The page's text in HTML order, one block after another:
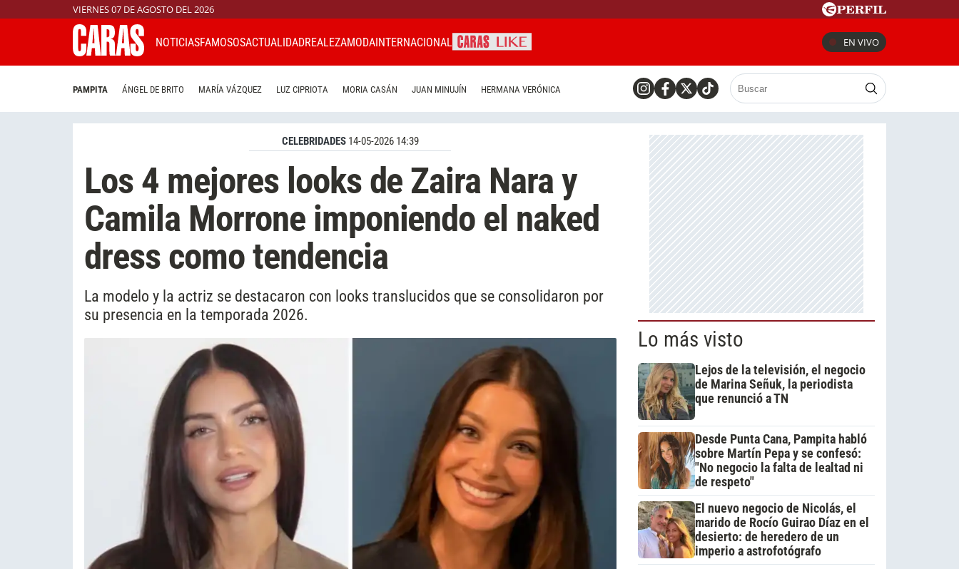
VIERNES 07 DE AGOSTO DEL 2026
NOTICIASFAMOSOSACTUALIDADREALEZAMODAINTERNACIONAL EN VIVO
PAMPITA ÁNGEL DE BRITO MARÍA VÁZQUEZ LUZ CIPRIOTA MORIA CASÁN JUAN MINUJÍN HERMANA VERÓNICA
CELEBRIDADES 14-05-2026 14:39
Los 4 mejores looks de Zaira Nara y
Camila Morrone imponiendo el naked
dress como tendencia
La modelo y la actriz se destacaron con looks translucidos que se consolidaron por
su presencia en la temporada 2026.
Lo más visto
Lejos de la televisión, el negocio
de Marina Señuk, la periodista
que renunció a TN
Desde Punta Cana, Pampita habló
sobre Martín Pepa y se confesó:
"No negocio la falta de lealtad ni
de respeto"
El nuevo negocio de Nicolás, el
marido de Rocío Guirao Díaz en el
desierto: de heredero de un
imperio a astrofotógrafo